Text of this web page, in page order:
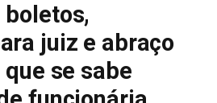
boletos,
juiz e abraço
se sabe